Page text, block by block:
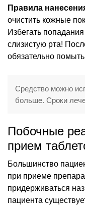
Правила
очистить кожные
Избегать
слизистую рта!
обязательно
Средство можно
больше. Сроки
Побочные
прием
Большинство
при приеме
придерживаться
пациента